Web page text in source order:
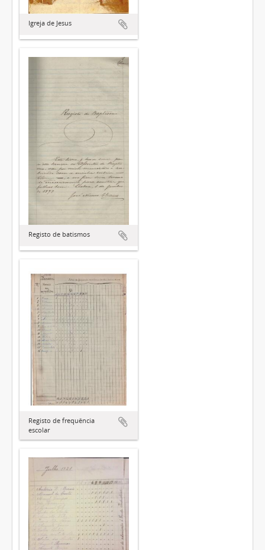
Igreja de Jesus
Registo de batismos
Registo de frequência
escolar